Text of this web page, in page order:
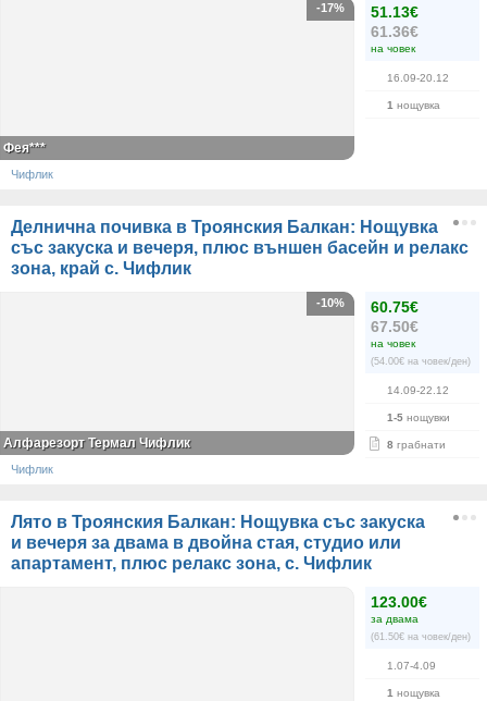
51.13€
61.36€
на човек
16.09-20.12
1 нощувка
-17%
Фея***
Чифлик
Делнична почивка в Троянския Балкан: Нощувка
със закуска и вечеря, плюс външен басейн и релакс
зона, край с. Чифлик
60.75€
67.50€
на човек
(54.00€ на човек/ден)
14.09-22.12
1-5 нощувки
8 грабнати
-10%
Алфарезорт Термал Чифлик
Чифлик
Лято в Троянския Балкан: Нощувка със закуска
и вечеря за двама в двойна стая, студио или
апартамент, плюс релакс зона, с. Чифлик
123.00€
за двама
(61.50€ на човек/ден)
1.07-4.09
1 нощувка